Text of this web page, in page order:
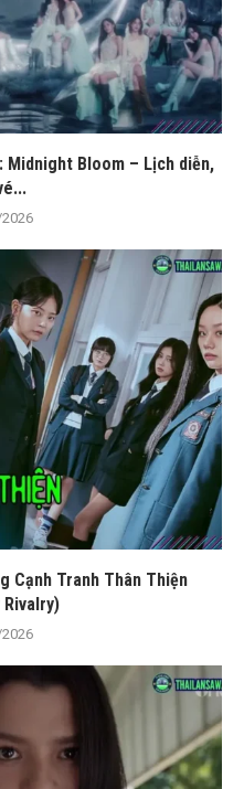
Midnight Bloom – Lịch diễn,
Cạnh Tranh Thân Thiện